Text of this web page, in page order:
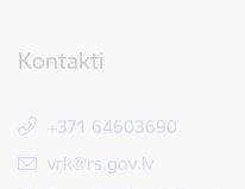
Kontakti
+371 64603690
E-pasts:
vrk@rs.gov.lv